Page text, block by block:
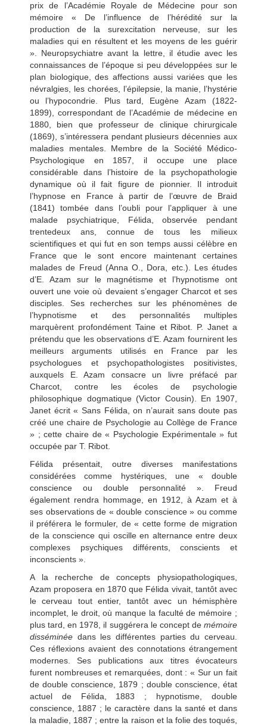
prix de l’Académie Royale de Médecine pour son
mémoire « De l’influence de l’hérédité sur la
production de la surexcitation nerveuse, sur les
maladies qui en résultent et les moyens de les guérir
». Neuropsychiatre avant la lettre, il étudie avec les
connaissances de l’époque si peu développées sur le
plan biologique, des affections aussi variées que les
névralgies, les chorées, l’épilepsie, la manie, l’hystérie
ou l’hypocondrie. Plus tard, Eugène Azam (1822-
1899), correspondant de l’Académie de médecine en
1880, bien que professeur de clinique chirurgicale
(1869), s’intéressera pendant plusieurs décennies aux
maladies mentales. Membre de la Société Médico-
Psychologique en 1857, il occupe une place
considérable dans l’histoire de la psychopathologie
dynamique où il fait figure de pionnier. Il introduit
l’hypnose en France à partir de l’œuvre de Braid
(1841) tombée dans l’oubli pour l’appliquer à une
malade psychiatrique, Félida, observée pendant
trentedeux ans, connue de tous les milieux
scientifiques et qui fut en son temps aussi célèbre en
France que le sont encore maintenant certaines
malades de Freud (Anna O., Dora, etc.). Les études
d’E. Azam sur le magnétisme et l’hypnotisme ont
ouvert une voie où devaient s’engager Charcot et ses
disciples. Ses recherches sur les phénomènes de
l’hypnotisme et des personnalités multiples
marquèrent profondément Taine et Ribot. P. Janet a
prétendu que les observations d’E. Azam fournirent les
meilleurs arguments utilisés en France par les
psychologues et psychopathologistes positivistes,
auxquels E. Azam consacre un livre préfacé par
Charcot, contre les écoles de psychologie
philosophique dogmatique (Victor Cousin). En 1907,
Janet écrit « Sans Félida, on n’aurait sans doute pas
créé une chaire de Psychologie au Collège de France
» ; cette chaire de « Psychologie Expérimentale » fut
occupée par T. Ribot.
Félida présentait, outre diverses manifestations
considérées comme hystériques, une « double
conscience ou double personnalité ». Freud
également rendra hommage, en 1912, à Azam et à
ses observations de « double conscience » ou comme
il préférera le formuler, de « cette forme de migration
de la conscience qui oscille en alternance entre deux
complexes psychiques différents, conscients et
inconscients ».
A la recherche de concepts physiopathologiques,
Azam proposera en 1870 que Félida vivait, tantôt avec
le cerveau tout entier, tantôt avec un hémisphère
incomplet, le droit, où manque la faculté de mémoire ;
plus tard, en 1978, il suggérera le concept de mémoire
disséminée dans les différentes parties du cerveau.
Ces réflexions avaient des connotations étrangement
modernes. Ses publications aux titres évocateurs
furent nombreuses et remarquées, dont : « Sur un fait
de double conscience, 1879 ; double conscience, état
actuel de Félida, 1883 ; hypnotisme, double
conscience, 1887 ; le caractère dans la santé et dans
la maladie, 1887 ; entre la raison et la folie des toqués,